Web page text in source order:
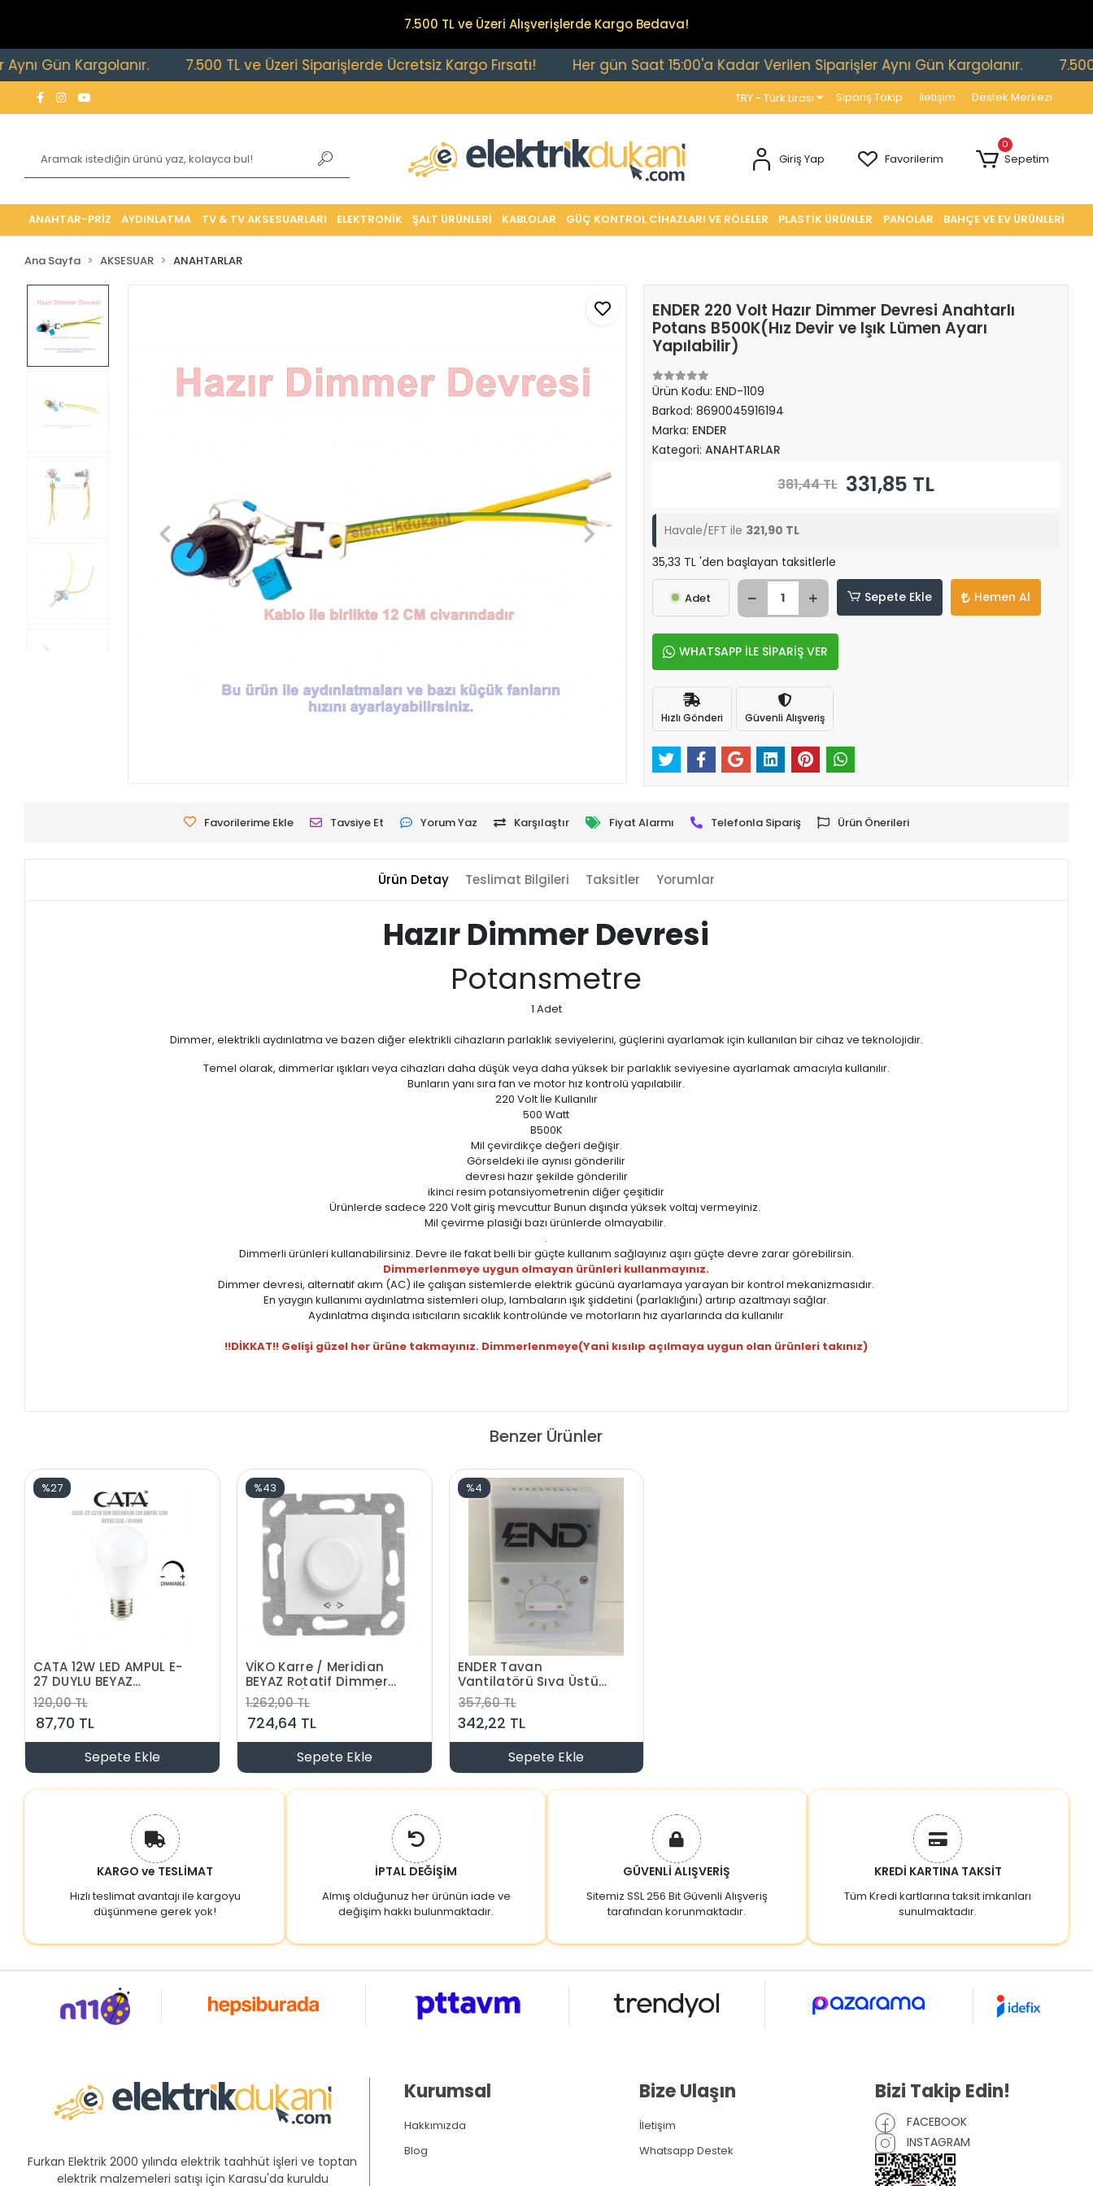
7.500 TL ve Üzeri Alışverişlerde Kargo Bedava!
Kargolanır. 7.500 TL ve Üzeri Siparişlerde Ücretsiz Kargo Fırsatı! Her gün Saat 15:00'a Kadar Verilen Siparişler Aynı Gün Kargolanır. 7.500 TL ve
TRY - Türk Lirası Sipariş Takip İletişim Destek Merkezi
Giriş Yap Favorilerim
0
Sepetim
ANAHTAR-PRİZ AYDINLATMA TV & TV AKSESUARLARI ELEKTRONİK ŞALT ÜRÜNLERİ KABLOLAR GÜÇ KONTROL CİHAZLARI VE RÖLELER PLASTİK ÜRÜNLER PANOLAR BAHÇE VE EV ÜRÜNLERİ
Ana Sayfa AKSESUAR ANAHTARLAR
ENDER 220 Volt Hazır Dimmer Devresi Anahtarlı
Potans B500K(Hız Devir ve Işık Lümen Ayarı
Yapılabilir)
Ürün Kodu: END-1109
Barkod: 8690045916194
Marka: ENDER
Kategori: ANAHTARLAR
381,44 TL 331,85 TL
Havale/EFT ile 321,90 TL
35,33 TL 'den başlayan taksitlerle
Adet Sepete Ekle Hemen Al
WHATSAPP İLE SİPARİŞ VER
Hızlı Gönderi Güvenli Alışveriş
Favorilerime Ekle Tavsiye Et Yorum Yaz Karşılaştır Fiyat Alarmı Telefonla Sipariş Ürün Önerileri
Ürün Detay Teslimat Bilgileri Taksitler Yorumlar
Hazır Dimmer Devresi
Potansmetre
1 Adet
Dimmer, elektrikli aydınlatma ve bazen diğer elektrikli cihazların parlaklık seviyelerini, güçlerini ayarlamak için kullanılan bir cihaz ve teknolojidir.
Temel olarak, dimmerlar ışıkları veya cihazları daha düşük veya daha yüksek bir parlaklık seviyesine ayarlamak amacıyla kullanılır.
Bunların yanı sıra fan ve motor hız kontrolü yapılabilir.
220 Volt İle Kullanılır
500 Watt
B500K
Mil çevirdikçe değeri değişir.
Görseldeki ile aynısı gönderilir
devresi hazır şekilde gönderilir
ikinci resim potansiyometrenin diğer çeşitidir
Ürünlerde sadece 220 Volt giriş mevcuttur Bunun dışında yüksek voltaj vermeyiniz.
Mil çevirme plasiği bazı ürünlerde olmayabilir.
.
Dimmerli ürünleri kullanabilirsiniz. Devre ile fakat belli bir güçte kullanım sağlayınız aşırı güçte devre zarar görebilirsin.
Dimmerlenmeye uygun olmayan ürünleri kullanmayınız.
Dimmer devresi, alternatif akım (AC) ile çalışan sistemlerde elektrik gücünü ayarlamaya yarayan bir kontrol mekanizmasıdır.
En yaygın kullanımı aydınlatma sistemleri olup, lambaların ışık şiddetini (parlaklığını) artırıp azaltmayı sağlar.
Aydınlatma dışında ısıtıcıların sıcaklık kontrolünde ve motorların hız ayarlarında da kullanılır
!!DİKKAT!! Gelişi güzel her ürüne takmayınız. Dimmerlenmeye(Yani kısılıp açılmaya uygun olan ürünleri takınız)
Benzer Ürünler
%27
CATA 12W LED AMPUL E-
27 DUYLU BEYAZ
DİMLENEBİLİR
120,00 TL
87,70 TL
Sepete Ekle
%43
VİKO Karre / Meridian
BEYAZ Rotatif Dimmer
RL600w (Çerçevesiz)
1.262,00 TL
724,64 TL
Sepete Ekle
%4
ENDER Tavan
Vantilatörü Sıva Üstü
Hız Kademe Anahtarı
357,60 TL
342,22 TL
Sepete Ekle
KARGO ve TESLİMAT
Hızlı teslimat avantajı ile kargoyu
düşünmene gerek yok!
İPTAL DEĞİŞİM
Almış olduğunuz her ürünün iade ve
değişim hakkı bulunmaktadır.
GÜVENLİ ALIŞVERİŞ
Sitemiz SSL 256 Bit Güvenli Alışveriş
tarafından korunmaktadır.
KREDİ KARTINA TAKSİT
Tüm Kredi kartlarına taksit imkanları
sunulmaktadır.
Furkan Elektrik 2000 yılında elektrik taahhüt işleri ve toptan
elektrik malzemeleri satışı için Karasu'da kuruldu
Kurumsal
Hakkımızda
Blog
Bize Ulaşın
İletişim
Whatsapp Destek
Bizi Takip Edin!
FACEBOOK
INSTAGRAM